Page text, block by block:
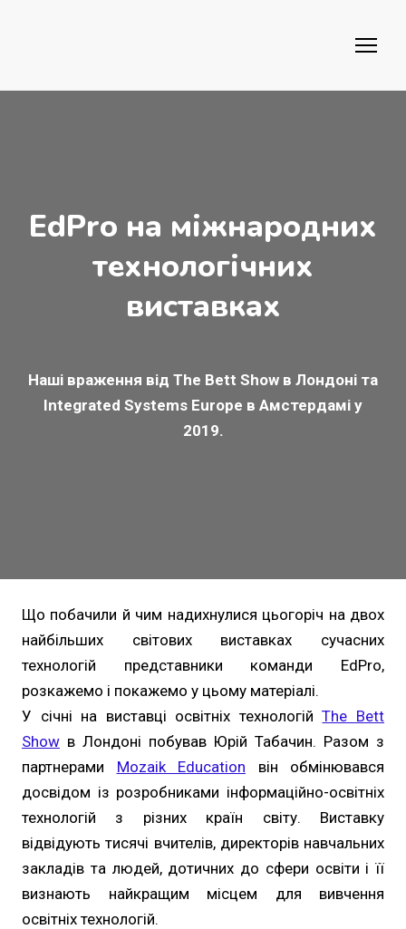
EdPro на міжнародних
технологічних
виставках
Наші враження від The Bett Show в Лондоні та
Integrated Systems Europe в Амстердамі у
2019.
Що побачили й чим надихнулися цьогоріч на двох
найбільших світових виставках сучасних
технологій представники команди EdPro,
розкажемо і покажемо у цьому матеріалі.
У січні на виставці освітніх технологійThe Bett
Show в Лондоні побував Юрій Табачин. Разом з
партнерами Mozaik Education він обмінювався
досвідом із розробниками інформаційно-освітніх
технологій з різних країн світу. Виставку
відвідують тисячі вчителів, директорів навчальних
закладів та людей, дотичних до сфери освіти і її
визнають найкращим місцем для вивчення
освітніх технологій.